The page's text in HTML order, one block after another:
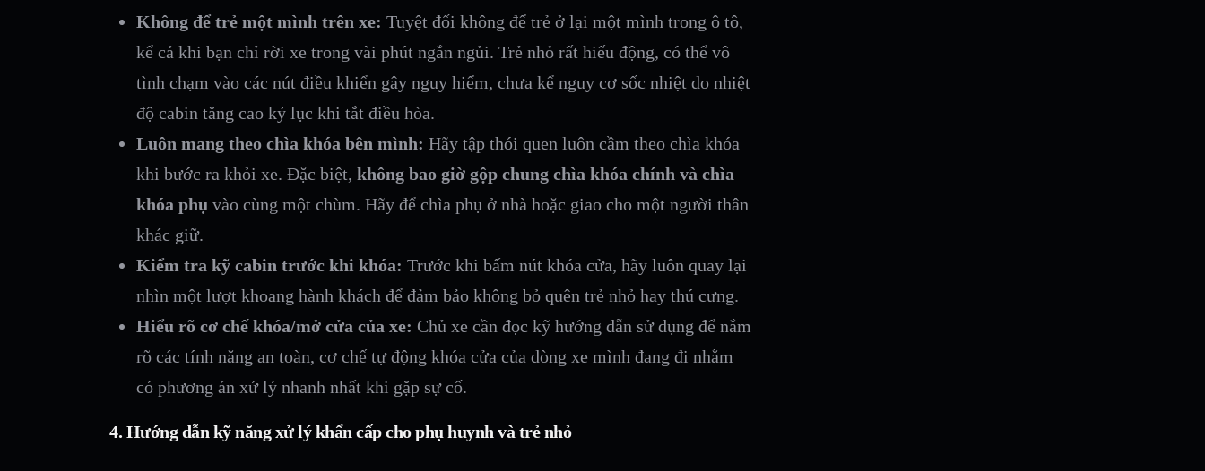
Không để trẻ một mình trên xe: Tuyệt đối không để trẻ ở lại một mình trong ô tô,
kể cả khi bạn chỉ rời xe trong vài phút ngắn ngủi. Trẻ nhỏ rất hiếu động, có thể vô
tình chạm vào các nút điều khiển gây nguy hiểm, chưa kể nguy cơ sốc nhiệt do nhiệt
độ cabin tăng cao kỷ lục khi tắt điều hòa.
Luôn mang theo chìa khóa bên mình: Hãy tập thói quen luôn cầm theo chìa khóa
khi bước ra khỏi xe. Đặc biệt, không bao giờ gộp chung chìa khóa chính và chìa
khóa phụ vào cùng một chùm. Hãy để chìa phụ ở nhà hoặc giao cho một người thân
khác giữ.
Kiểm tra kỹ cabin trước khi khóa: Trước khi bấm nút khóa cửa, hãy luôn quay lại
nhìn một lượt khoang hành khách để đảm bảo không bỏ quên trẻ nhỏ hay thú cưng.
Hiểu rõ cơ chế khóa/mở cửa của xe: Chủ xe cần đọc kỹ hướng dẫn sử dụng để nắm
rõ các tính năng an toàn, cơ chế tự động khóa cửa của dòng xe mình đang đi nhằm
có phương án xử lý nhanh nhất khi gặp sự cố.
4. Hướng dẫn kỹ năng xử lý khẩn cấp cho phụ huynh và trẻ nhỏ